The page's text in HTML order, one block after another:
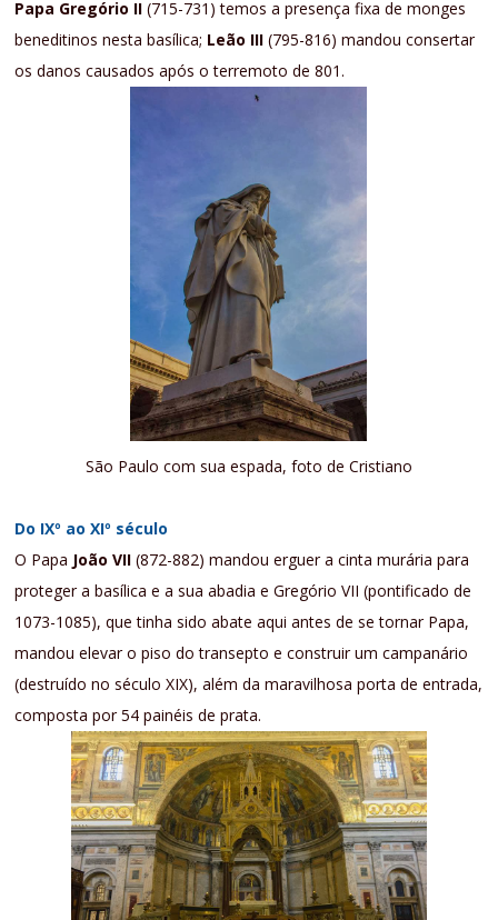
Papa Gregório II (715-731) temos a presença fixa de monges
beneditinos nesta basílica; Leão III(795-816) mandou consertar
os danos causados após o terremoto de 801.
São Paulo com sua espada, foto de Cristiano
Do IXº ao XIº século
O Papa João VII (872-882) mandou erguer a cinta murária para
proteger a basílica e a sua abadia e Gregório VII (pontificado de
1073-1085), que tinha sido abate aqui antes de se tornar Papa,
mandou elevar o piso do transepto e construir um campanário
(destruído no século XIX), além da maravilhosa porta de entrada,
composta por 54 painéis de prata.